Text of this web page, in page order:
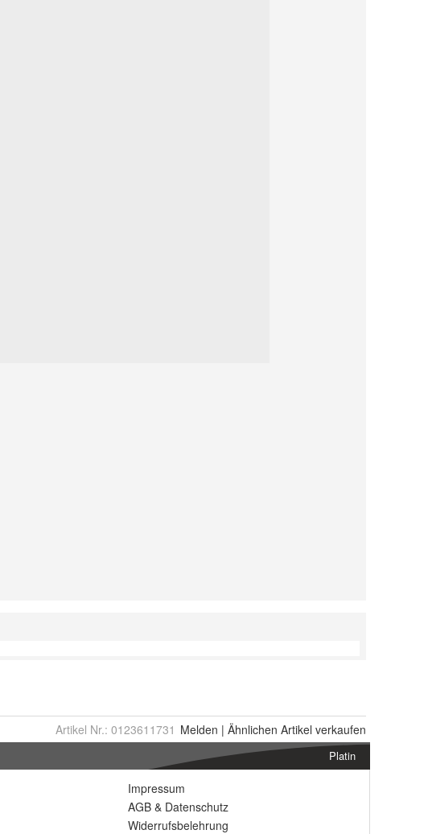
Artikel Nr.: 0123611731 Melden | Ähnlichen Artikel verkaufen
Platin
Impressum
AGB & Datenschutz
Widerrufsbelehrung